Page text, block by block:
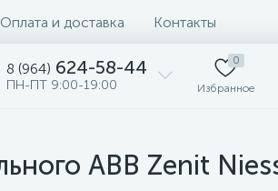
Оплата и доставка Контакты
8 (964) 624-58-44
ПН-ПТ 9:00-19:00
0
Избранное
ABB Zenit